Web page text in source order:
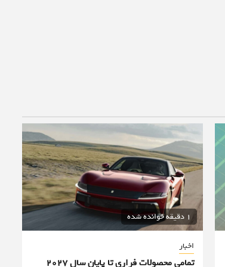
1 دقیقه خوانده شده
اخبار
تمامی محصولات فراری تا پایان سال ۲۰۲۷